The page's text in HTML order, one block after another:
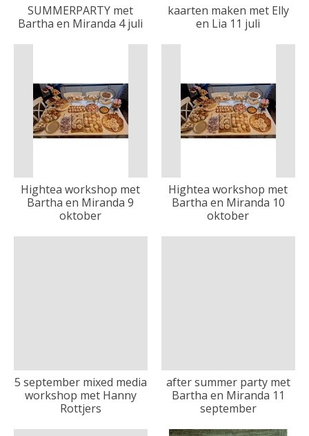
SUMMERPARTY met
Bartha en Miranda 4 juli
kaarten maken met Elly
en Lia 11 juli
Hightea workshop met
Bartha en Miranda 9
oktober
Hightea workshop met
Bartha en Miranda 10
oktober
5 september mixed media
workshop met Hanny
Rottjers
after summer party met
Bartha en Miranda 11
september